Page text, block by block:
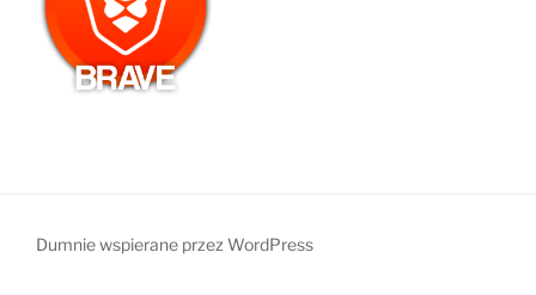
Dumnie wspierane przez WordPress